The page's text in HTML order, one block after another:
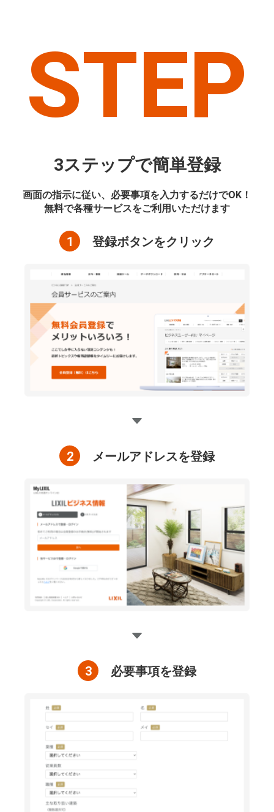
STEP
3ステップで簡単登録
画面の指示に従い、必要事項を入力するだけでOK！
無料で各種サービスをご利用いただけます
1 登録ボタンをクリック
2 メールアドレスを登録
3 必要事項を登録